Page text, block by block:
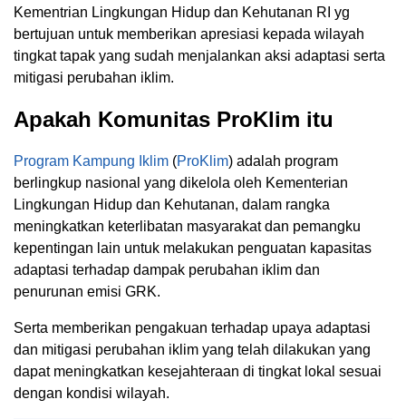
Kementrian Lingkungan Hidup dan Kehutanan RI yg
bertujuan untuk memberikan apresiasi kepada wilayah
tingkat tapak yang sudah menjalankan aksi adaptasi serta
mitigasi perubahan iklim.
Apakah Komunitas ProKlim itu
Program Kampung Iklim (ProKlim) adalah program
berlingkup nasional yang dikelola oleh Kementerian
Lingkungan Hidup dan Kehutanan, dalam rangka
meningkatkan keterlibatan masyarakat dan pemangku
kepentingan lain untuk melakukan penguatan kapasitas
adaptasi terhadap dampak perubahan iklim dan
penurunan emisi GRK.
Serta memberikan pengakuan terhadap upaya adaptasi
dan mitigasi perubahan iklim yang telah dilakukan yang
dapat meningkatkan kesejahteraan di tingkat lokal sesuai
dengan kondisi wilayah.